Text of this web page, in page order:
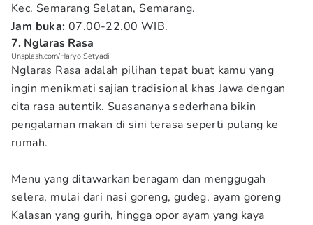
Kec. Semarang Selatan, Semarang.
Jam buka: 07.00-22.00 WIB.
7. Nglaras Rasa
Unsplash.com/Haryo Setyadi
Nglaras Rasa adalah pilihan tepat buat kamu yang
ingin menikmati sajian tradisional khas Jawa dengan
cita rasa autentik. Suasananya sederhana bikin
pengalaman makan di sini terasa seperti pulang ke
rumah.
Menu yang ditawarkan beragam dan menggugah
selera, mulai dari nasi goreng, gudeg, ayam goreng
Kalasan yang gurih, hingga opor ayam yang kaya